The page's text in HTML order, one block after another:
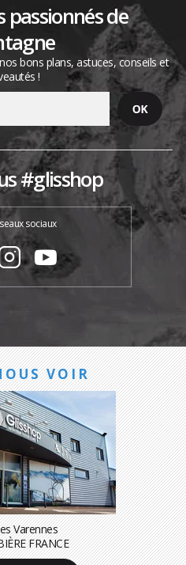
passionnés de
bons plans, astuces, conseils et
!
#glisshop
sociaux
VOIR
Varennes
FRANCE